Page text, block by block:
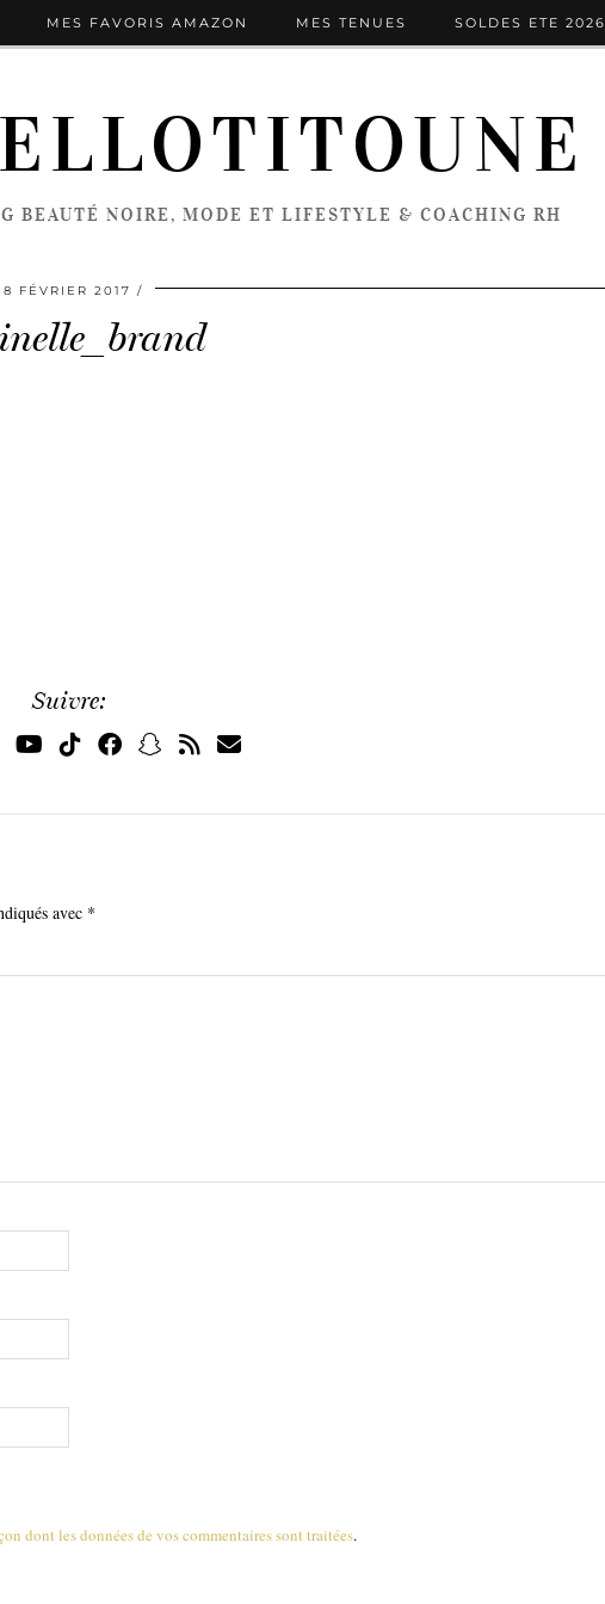
BEAUTÉ NOIRE, MODE ET LIFESTYLE & COACHING RH
MES FAVORIS AMAZON MES TENUES SOLDES ETE 2026
FÉVRIER 2017
Suivre:
avec *
dont les données de vos commentaires sont traitées.